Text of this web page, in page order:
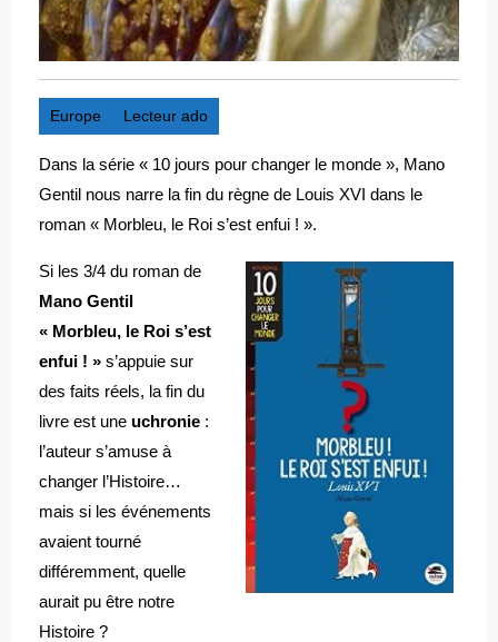
Europe Lecteur ado
Dans la série « 10 jours pour changer le monde », Mano
Gentil nous narre la fin du règne de Louis XVI dans le
roman « Morbleu, le Roi s’est enfui ! ».
Si les 3/4 du roman de
Mano Gentil
« Morbleu, le Roi s’est
enfui ! » s’appuie sur
des faits réels, la fin du
livre est une uchronie :
l’auteur s’amuse à
changer l’Histoire…
mais si les événements
avaient tourné
différemment, quelle
aurait pu être notre
Histoire ?